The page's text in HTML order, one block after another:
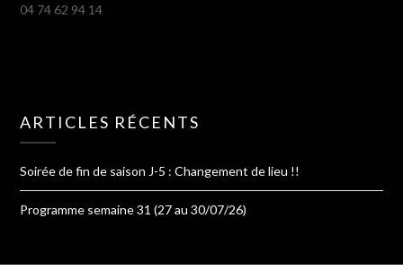
04 74 62 94 14
ARTICLES RÉCENTS
Soirée de fin de saison J-5 : Changement de lieu !!
Programme semaine 31 (27 au 30/07/26)